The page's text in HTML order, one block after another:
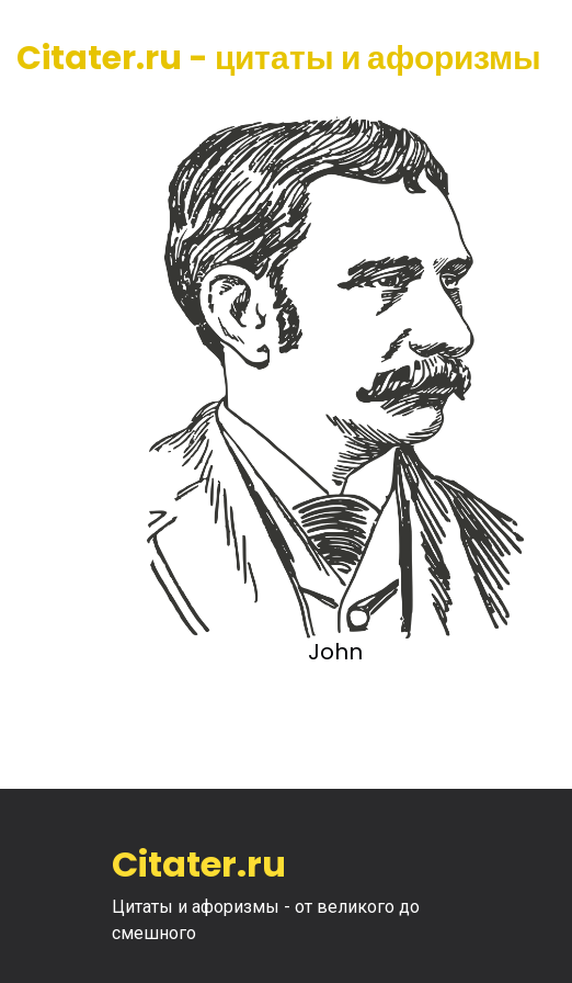
Citater.ru - цитаты и афоризмы
John
Citater.ru
Цитаты и афоризмы - от великого до
смешного